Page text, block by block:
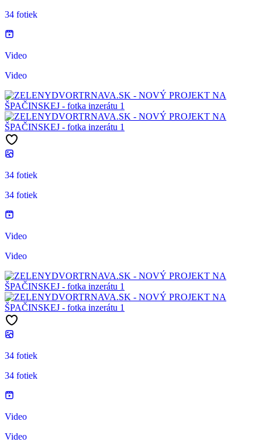
34 fotiek
Video
Video
34 fotiek
34 fotiek
Video
Video
34 fotiek
34 fotiek
Video
Video